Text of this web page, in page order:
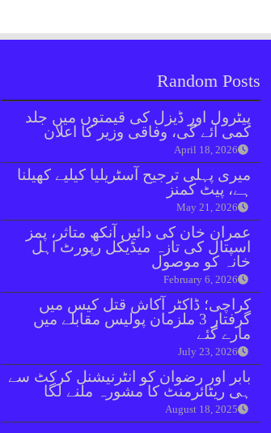
Random Posts
پیٹرول اور ڈیزل کی قیمتوں میں جلد
کمی آئے گی، وفاقی وزیر کا اعلان
April 18, 2026
میری پہلی ترجیح آسٹریلیا کیلیے کھیلنا
ہے، پیٹ کمنز
May 21, 2026
عمران خان کی دائیں آنکھ متاثر، پمز
اسپتال کی تازہ میڈیکل رپورٹ اہل
خانہ کو موصول
February 6, 2026
کراچی؛ ڈاکٹر آکاش قتل کیس میں
گرفتار 3 ملزمان پولیس مقابلے میں
مارے گئے
July 23, 2026
بابر اور رضوان کو انٹرنیشنل کرکٹ سے
ہی ریٹائرمنٹ کا مشورہ ملنے لگا
August 18, 2025